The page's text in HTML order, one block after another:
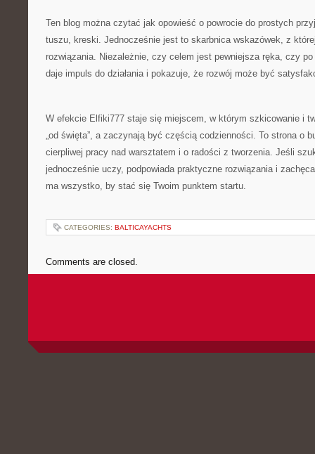
Ten blog można czytać jak opowieść o powrocie do prostych
tuszu, kreski. Jednocześnie jest to skarbnica wskazówek, z
rozwiązania. Niezależnie, czy celem jest pewniejsza ręka, czy
daje impuls do działania i pokazuje, że rozwój może być
W efekcie Elfiki777 staje się miejscem, w którym szkicowanie i
„od święta”, a zaczynają być częścią codzienności. To strona o
cierpliwej pracy nad warsztatem i o radości z tworzenia. Jeśli
jednocześnie uczy, podpowiada praktyczne rozwiązania i
ma wszystko, by stać się Twoim punktem startu.
CATEGORIES: BALTICAYACHTS
Comments are closed.